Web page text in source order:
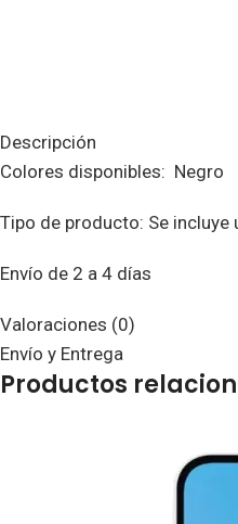
Descripción
Colores disponibles: Negro
Tipo de producto: Se incluye
Envío de 2 a 4 días
Valoraciones (0)
Envío y Entrega
Productos